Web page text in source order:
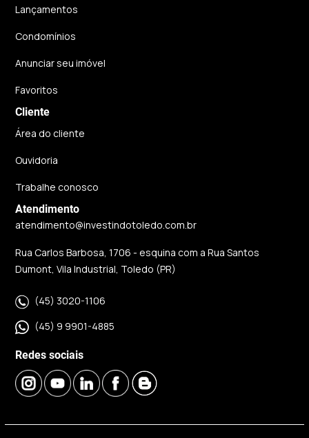
Lançamentos
Condomínios
Anunciar seu imóvel
Favoritos
Cliente
Área do cliente
Ouvidoria
Trabalhe conosco
Atendimento
atendimento@investindotoledo.com.br
Rua Carlos Barbosa, 1706 - esquina com a Rua Santos
Dumont, Vila Industrial, Toledo (PR)
(45) 3020-1106
(45) 9 9901-4885
Redes sociais